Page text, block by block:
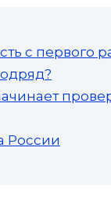
с первого
России